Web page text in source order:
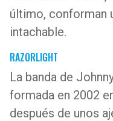
último, conforman
intachable.
RAZORLIGHT
La banda de
formada en 2002
después de unos